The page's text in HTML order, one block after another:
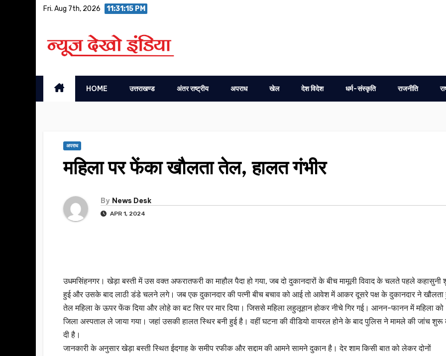
Fri. Aug 7th, 2026 11:31:16 PM
HOME उत्तराखण्ड अंतर राष्ट्रीय अपराध खेल देश विदेश धर्म-संस्कृति राजनीति
अपराध
महिला पर फेंका खौलता तेल, हालत गंभीर
By News Desk
APR 1, 2024
उधमसिंहनगर। खेड़ा बस्ती में उस वक्त अफरातफरी का माहौल पैदा हो गया, जब दो दुकानदारों के बीच मामूली विवाद के चलते पहले कहासुनी
हुई और उसके बाद लाठी डंडे चलने लगे। जब एक दुकानदार की पत्नी बीच बचाव को आई तो आवेश में आकर दूसरे पक्ष के दुकानदार ने
तेल महिला के ऊपर फेंक दिया और लोहे का बट सिर पर मार दिया। जिससे महिला लहुलूहान होकर नीचे गिर गई। आनन-फानन में महिला को
जिला अस्पताल ले जाया गया। जहां उसकी हालत स्थिर बनी हुई है। वहीं घटना की वीडियो वायरल होने के बाद पुलिस ने मामले की जांच
दी है।
जानकारी के अनुसार खेड़ा बस्ती स्थित ईदगाह के समीप रफीक और सद्दाम की आमने सामने दुकान है। देर शाम किसी बात को लेकर दोनों